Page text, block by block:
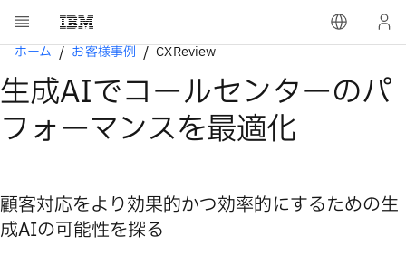
ホーム お客様事例 CXReview
生成AIでコールセンターのパ
フォーマンスを最適化
顧客対応をより効果的かつ効率的にするための生
成AIの可能性を探る